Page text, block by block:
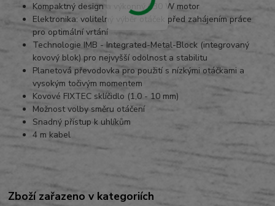
Kompaktný design a výkonný 630 W motor
Elektronika: volitelný výběr otáček před zahájením práce
pro optimální vrtání
Technologie IMB - Integrated-Metal-Block (integrovaný
kovový blok) pro nejvyšší odolnost a stabilitu
Planetová převodovka pro použití s nízkými otáčkami a
vysokým točivým momentem
Kovové FIXTEC sklíčidlo (1,0 - 10 mm)
Možnost volby směru otáčení
Snadný přístup k uhlíkům
4 m kabel
Zboží zařazeno v kategoriích